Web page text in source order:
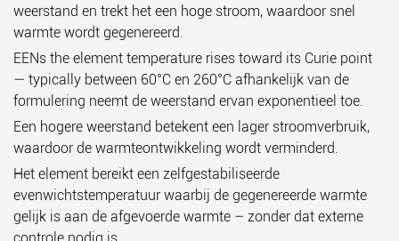
weerstand en trekt het een hoge stroom, waardoor snel
warmte wordt gegenereerd.
EENs the element temperature rises toward its Curie point
— typically between 60°C en 260°C afhankelijk van de
formulering neemt de weerstand ervan exponentieel toe.
Een hogere weerstand betekent een lager stroomverbruik,
waardoor de warmteontwikkeling wordt verminderd.
Het element bereikt een zelfgestabiliseerde
evenwichtstemperatuur waarbij de gegenereerde warmte
gelijk is aan de afgevoerde warmte – zonder dat externe